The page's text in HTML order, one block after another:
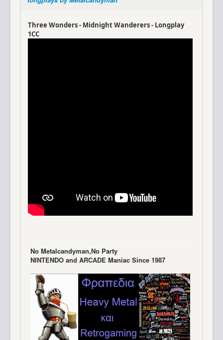
Three Wonders - Midnight Wanderers - Longplay
1CC
Νo Μetalcandyman,No Party
NINTENDO and ARCADE Maniac Since 1987